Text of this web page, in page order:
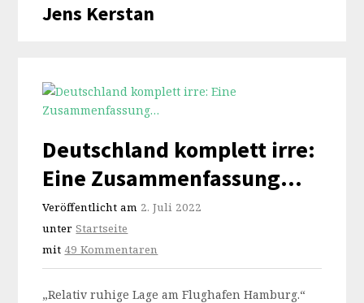
Jens Kerstan
Deutschland komplett irre:
Eine Zusammenfassung…
Veröffentlicht am 2. Juli 2022
unterStartseite
mit 49 Kommentaren
„Relativ ruhige Lage am Flughafen Hamburg.“